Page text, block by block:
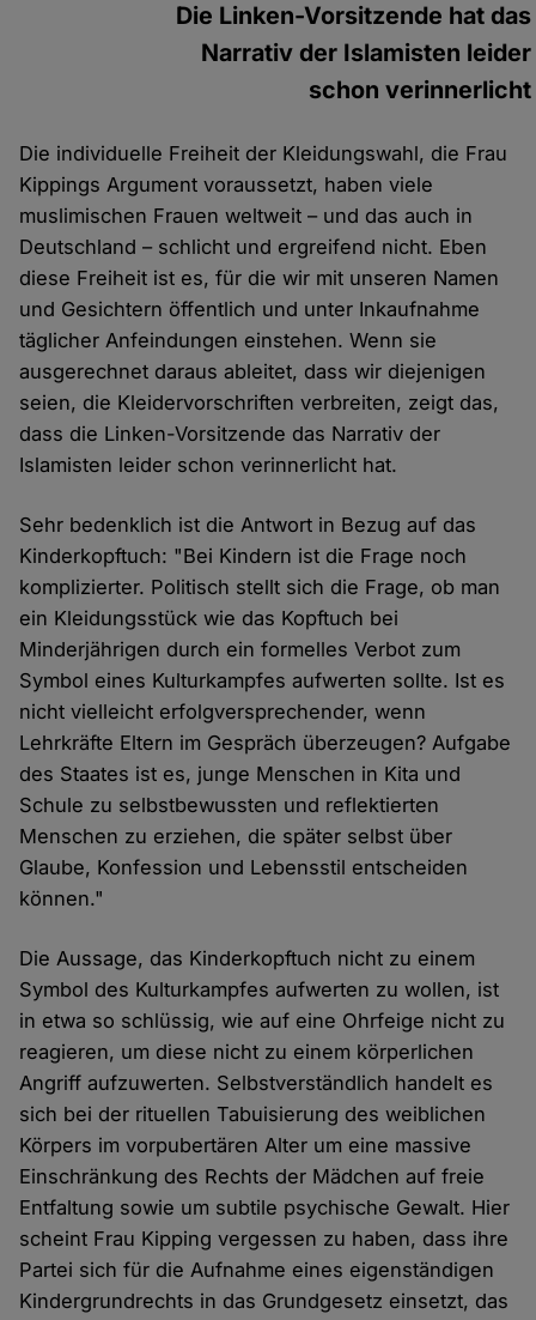
Die Linken-Vorsitzende hat das
Narrativ der Islamisten leider
schon verinnerlicht
Die individuelle Freiheit der Kleidungswahl, die Frau
Kippings Argument voraussetzt, haben viele
muslimischen Frauen weltweit – und das auch in
Deutschland – schlicht und ergreifend nicht. Eben
diese Freiheit ist es, für die wir mit unseren Namen
und Gesichtern öffentlich und unter Inkaufnahme
täglicher Anfeindungen einstehen. Wenn sie
ausgerechnet daraus ableitet, dass wir diejenigen
seien, die Kleidervorschriften verbreiten, zeigt das,
dass die Linken-Vorsitzende das Narrativ der
Islamisten leider schon verinnerlicht hat.
Sehr bedenklich ist die Antwort in Bezug auf das
Kinderkopftuch: "Bei Kindern ist die Frage noch
komplizierter. Politisch stellt sich die Frage, ob man
ein Kleidungsstück wie das Kopftuch bei
Minderjährigen durch ein formelles Verbot zum
Symbol eines Kulturkampfes aufwerten sollte. Ist es
nicht vielleicht erfolgversprechender, wenn
Lehrkräfte Eltern im Gespräch überzeugen? Aufgabe
des Staates ist es, junge Menschen in Kita und
Schule zu selbstbewussten und reflektierten
Menschen zu erziehen, die später selbst über
Glaube, Konfession und Lebensstil entscheiden
können."
Die Aussage, das Kinderkopftuch nicht zu einem
Symbol des Kulturkampfes aufwerten zu wollen, ist
in etwa so schlüssig, wie auf eine Ohrfeige nicht zu
reagieren, um diese nicht zu einem körperlichen
Angriff aufzuwerten. Selbstverständlich handelt es
sich bei der rituellen Tabuisierung des weiblichen
Körpers im vorpubertären Alter um eine massive
Einschränkung des Rechts der Mädchen auf freie
Entfaltung sowie um subtile psychische Gewalt. Hier
scheint Frau Kipping vergessen zu haben, dass ihre
Partei sich für die Aufnahme eines eigenständigen
Kindergrundrechts in das Grundgesetz einsetzt, das